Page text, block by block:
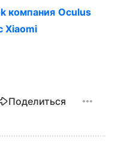
компания Oculus
Xiaomi
Поделиться